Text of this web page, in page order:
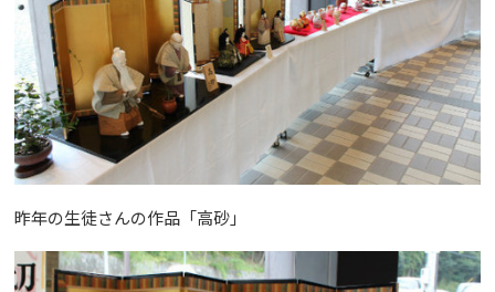
昨年の生徒さんの作品「高砂」